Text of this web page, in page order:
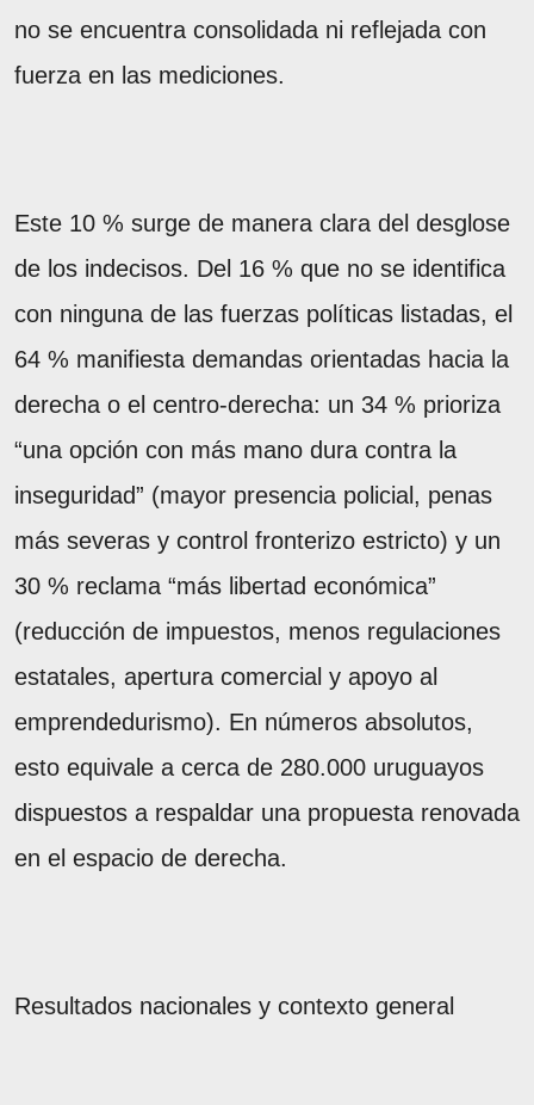
no se encuentra consolidada ni reflejada con
fuerza en las mediciones.
Este 10 % surge de manera clara del desglose
de los indecisos. Del 16 % que no se identifica
con ninguna de las fuerzas políticas listadas, el
64 % manifiesta demandas orientadas hacia la
derecha o el centro-derecha: un 34 % prioriza
“una opción con más mano dura contra la
inseguridad” (mayor presencia policial, penas
más severas y control fronterizo estricto) y un
30 % reclama “más libertad económica”
(reducción de impuestos, menos regulaciones
estatales, apertura comercial y apoyo al
emprendedurismo). En números absolutos,
esto equivale a cerca de 280.000 uruguayos
dispuestos a respaldar una propuesta renovada
en el espacio de derecha.
Resultados nacionales y contexto general